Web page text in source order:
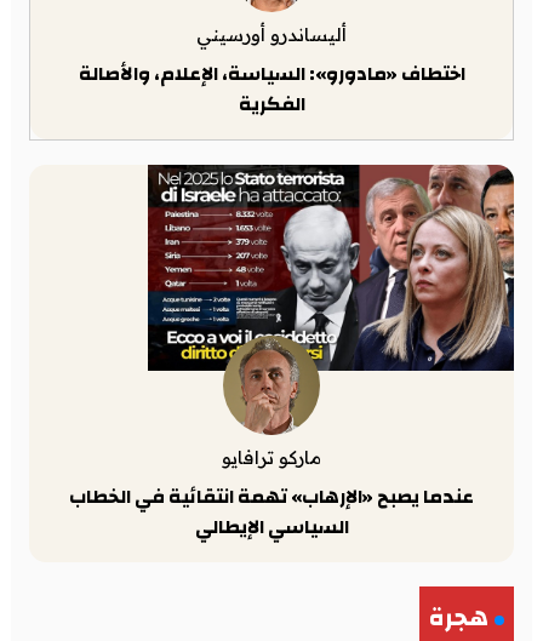
أليساندرو أورسيني
اختطاف «مادورو»: السياسة، الإعلام، والأصالة
الفكرية
ماركو ترافايو
عندما يصبح «الإرهاب» تهمة انتقائية في الخطاب
السياسي الإيطالي
هجرة